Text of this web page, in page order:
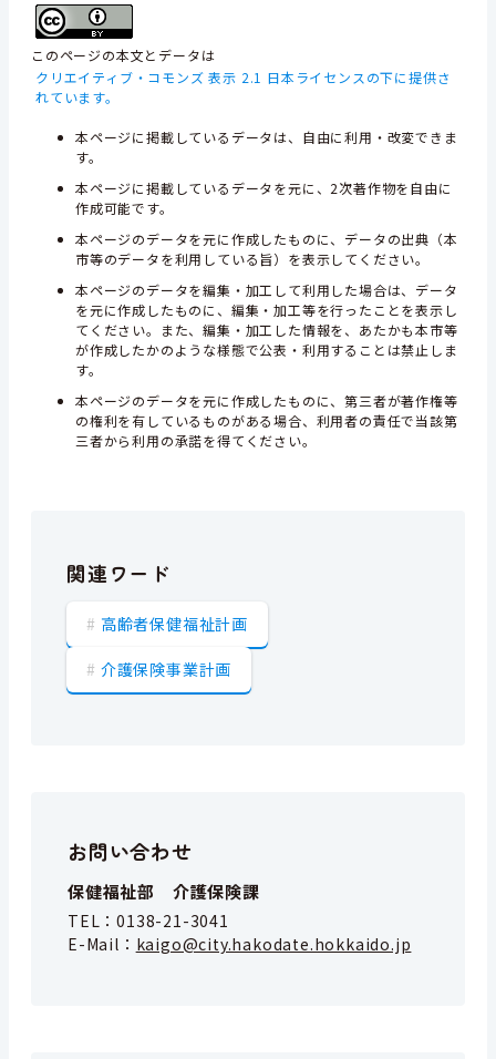
このページの本文とデータは
クリエイティブ・コモンズ 表示 2.1 日本ライセンスの下に提供さ
れています。
本ページに掲載しているデータは、自由に利用・改変できま
す。
本ページに掲載しているデータを元に、2次著作物を自由に
作成可能です。
本ページのデータを元に作成したものに、データの出典（本
市等のデータを利用している旨）を表示してください。
本ページのデータを編集・加工して利用した場合は、データ
を元に作成したものに、編集・加工等を行ったことを表示し
てください。また、編集・加工した情報を、あたかも本市等
が作成したかのような様態で公表・利用することは禁止しま
す。
本ページのデータを元に作成したものに、第三者が著作権等
の権利を有しているものがある場合、利用者の責任で当該第
三者から利用の承諾を得てください。
関連ワード
高齢者保健福祉計画
介護保険事業計画
お問い合わせ
保健福祉部 介護保険課
TEL：0138-21-3041
E-Mail： kaigo@city.hakodate.hokkaido.jp